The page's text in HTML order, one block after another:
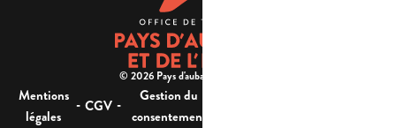
© 2026 Pays d'aubagne et de l'étoile -
Mentions
légales
- CGV -
Gestion du
consentement